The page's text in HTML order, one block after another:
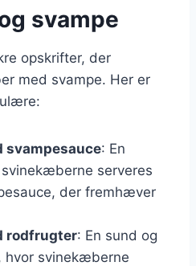
svampe
opskrifter, der
med svampe. Her er
svampesauce: En
serveres
der fremhæver
rodfrugter: En sund og
hvor svinekæberne